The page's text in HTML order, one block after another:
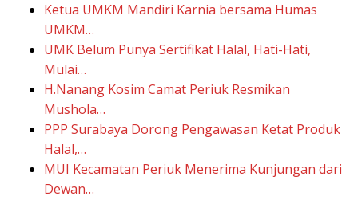
Ketua UMKM Mandiri Karnia bersama Humas
UMKM…
UMK Belum Punya Sertifikat Halal, Hati-Hati,
Mulai…
H.Nanang Kosim Camat Periuk Resmikan
Mushola…
PPP Surabaya Dorong Pengawasan Ketat Produk
Halal,…
MUI Kecamatan Periuk Menerima Kunjungan dari
Dewan…